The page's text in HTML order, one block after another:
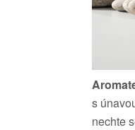
s
nechte